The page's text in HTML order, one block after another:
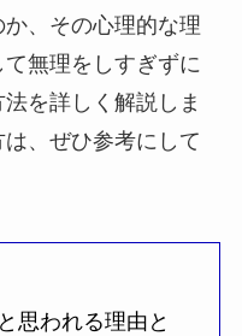
、その心理的な理
無理をしすぎずに
を詳しく解説しま
、ぜひ参考にして
思われる理由と